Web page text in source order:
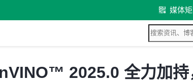
媒体
2025.0 全力加持